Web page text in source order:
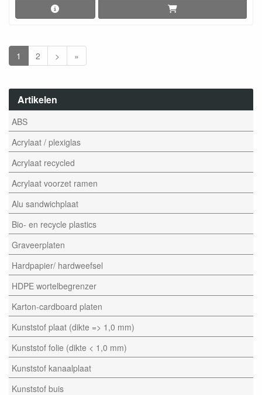
Artikelen
ABS
Acrylaat / plexiglas
Acrylaat recycled
Acrylaat voorzet ramen
Alu sandwichplaat
Bio- en recycle plastics
Graveerplaten
Hardpapier/ hardweefsel
HDPE wortelbegrenzer
Karton-cardboard platen
Kunststof plaat (dikte => 1,0 mm)
Kunststof folie (dikte < 1,0 mm)
Kunststof kanaalplaat
Kunststof buis
1 2 > »